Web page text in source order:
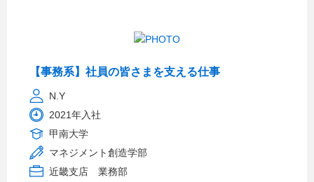
【事務系】社員の皆さまを支える仕事
N.Y
2021年入社
甲南大学
マネジメント創造学部
近畿支店 業務部